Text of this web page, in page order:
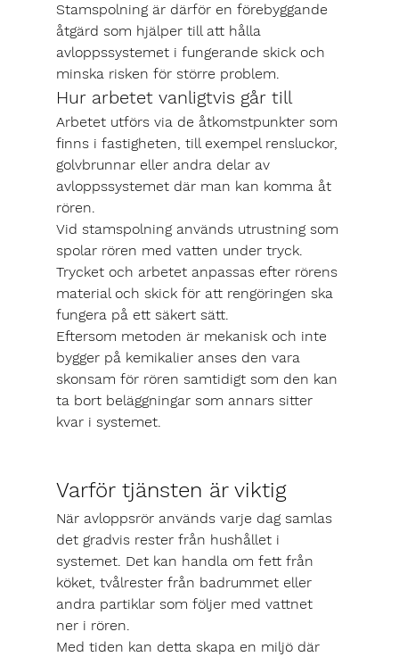
Stamspolning är därför en förebyggande
åtgärd som hjälper till att hålla
avloppssystemet i fungerande skick och
minska risken för större problem.
Hur arbetet vanligtvis går till
Arbetet utförs via de åtkomstpunkter som
finns i fastigheten, till exempel rensluckor,
golvbrunnar eller andra delar av
avloppssystemet där man kan komma åt
rören.
Vid stamspolning används utrustning som
spolar rören med vatten under tryck.
Trycket och arbetet anpassas efter rörens
material och skick för att rengöringen ska
fungera på ett säkert sätt.
Eftersom metoden är mekanisk och inte
bygger på kemikalier anses den vara
skonsam för rören samtidigt som den kan
ta bort beläggningar som annars sitter
kvar i systemet.
Varför tjänsten är viktig
När avloppsrör används varje dag samlas
det gradvis rester från hushållet i
systemet. Det kan handla om fett från
köket, tvålrester från badrummet eller
andra partiklar som följer med vattnet
ner i rören.
Med tiden kan detta skapa en miljö där